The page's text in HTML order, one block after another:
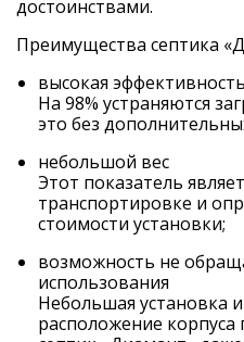
достоинствами.
Преимущества септика
высокая эффективность
На 98% устраняются
это без
небольшой вес
Этот показатель
транспортировке и
стоимости установки;
возможность не
использования
Небольшая установка
расположение